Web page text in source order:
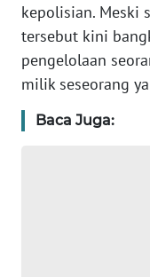
kepolisian. Meski
tersebut kini
pengelolaan
milik seseorang
Baca Juga:
WN
JABAR
WN